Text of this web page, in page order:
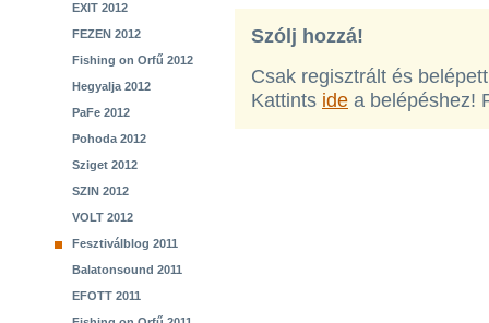
EXIT 2012
FEZEN 2012
Fishing on Orfű 2012
Hegyalja 2012
PaFe 2012
Pohoda 2012
Sziget 2012
SZIN 2012
VOLT 2012
Fesztiválblog 2011
Balatonsound 2011
EFOTT 2011
Szólj hozzá!
Csak regisztrált és
Kattints ide a belépéshez!